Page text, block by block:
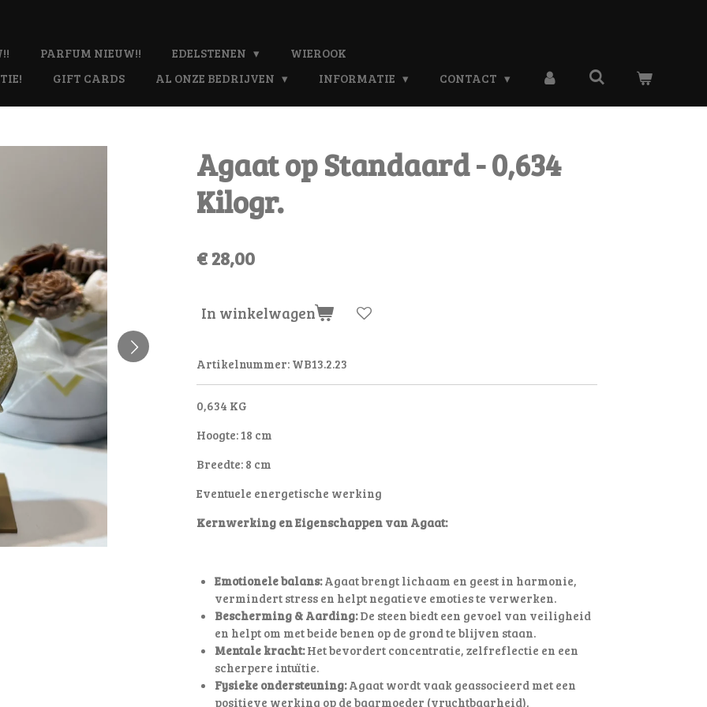
PARFUM NIEUW!! EDELSTENEN
WIEROOK
GIFT CARDS AL ONZE BEDRIJVEN INFORMATIE CONTACT
Agaat op Standaard - 0,634
Kilogr.
€ 28,00
In winkelwagen
Artikelnummer: WB13.2.23
0,634 KG
Hoogte: 18 cm
Breedte: 8 cm
Eventuele energetische werking
Kernwerking en Eigenschappen van Agaat:
Emotionele balans:Agaat brengt lichaam en geest in harmonie,
vermindert stress en helpt negatieve emoties te verwerken.
Bescherming & Aarding:De steen biedt een gevoel van veiligheid
en helpt om met beide benen op de grond te blijven staan.
Mentale kracht:Het bevordert concentratie, zelfreflectie en een
scherpere intuïtie.
Fysieke ondersteuning:Agaat wordt vaak geassocieerd met een
positieve werking op de baarmoeder (vruchtbaarheid),